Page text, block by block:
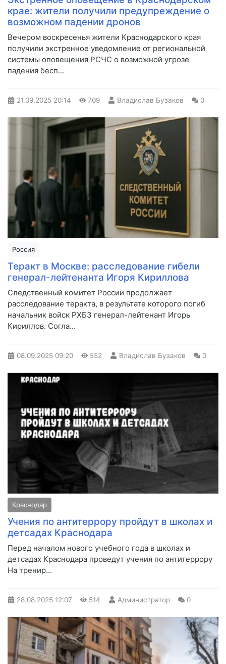
крае: жители получили предупреждение о
возможном падении дронов
Вечером воскресенья жители Краснодарского края
получили экстренное уведомление от региональной
системы оповещения РСЧС о возможной угрозе
падения бесп...
21.09.2025 20:14 709 Владислав Бузаков 0
Россия
Теракт в Москве: расследование гибели
генерал-лейтенанта Игоря Кириллова
Следственный комитет России продолжает
расследование теракта, в результате которого погиб
начальник войск РХБЗ генерал-лейтенант Игорь
Кириллов. Согла...
08.09.2025 09:20 552 Владислав Бузаков 0
Краснодар
Учения по антитеррору пройдут в школах и
детсадах Краснодара
Перед началом нового учебного года в школах и
детсадах Краснодара проведут учения по антитеррору
На тренир...
28.08.2025 12:07 514 Администратор 0